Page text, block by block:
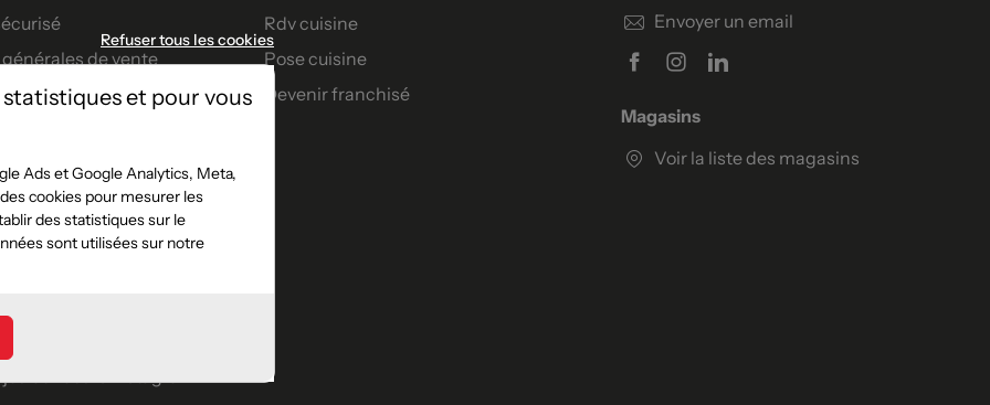
de vente
confort
concours facebook
Rdv cuisine
Pose cuisine
Devenir franchisé
Envoyer un email
Magasins
Voir la liste des magasins
Refuser tous les cookies
et pour vous
Ads et Google Analytics, Meta,
cookies pour mesurer les
des statistiques sur le
sont utilisées sur notre